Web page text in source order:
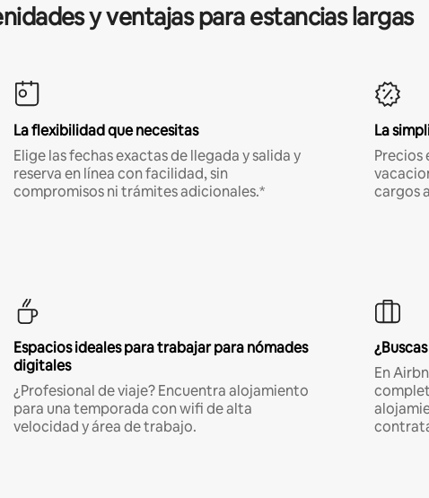
y ventajas para estancias largas
La flexibilidad que necesitas
Elige las fechas exactas de llegada y salida y
reserva en línea con facilidad, sin
compromisos ni trámites adicionales.*
La
Precios
cargos
Espacios ideales para trabajar para nómades
digitales
¿Profesional de viaje? Encuentra alojamiento
para una temporada con wifi de alta
velocidad y área de trabajo.
En